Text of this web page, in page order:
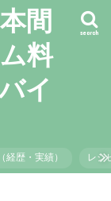
間
料
イ
search
経歴・実績） レシ